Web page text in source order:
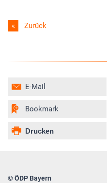
Zurück
E-Mail
Bookmark
Drucken
© ÖDP Bayern